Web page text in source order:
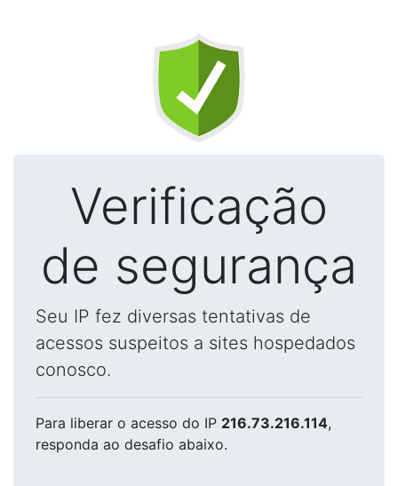
Verificação
de segurança
Seu IP fez diversas tentativas de
acessos suspeitos a sites hospedados
conosco.
Para liberar o acesso do IP 216.73.216.114,
responda ao desafio abaixo.